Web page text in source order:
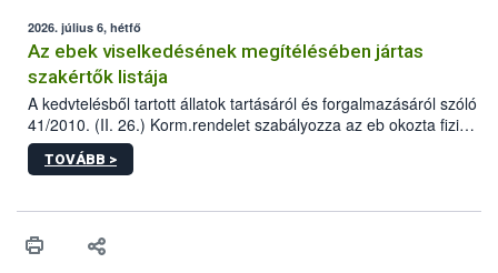
2026. július 6, hétfő
Az ebek viselkedésének megítélésében jártas
szakértők listája
A kedvtelésből tartott állatok tartásáról és forgalmazásáról szóló
41/2010. (II. 26.) Korm.rendelet szabályozza az eb okozta fizikai
sérülés, illetve ennek veszélye keletkezésekor felmerülő
hatósági feladatokat, valamint a veszélyes eb tartását és annak
vonni az ebek viselkedésének megítélésében jártas szakértőt.
TOVÁBB >